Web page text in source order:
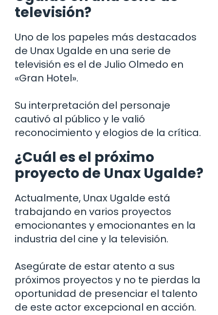
televisión?
Uno de los papeles más destacados
de Unax Ugalde en una serie de
televisión es el de Julio Olmedo en
«Gran Hotel».
Su interpretación del personaje
cautivó al público y le valió
reconocimiento y elogios de la crítica.
¿Cuál es el próximo
proyecto de Unax Ugalde?
Actualmente, Unax Ugalde está
trabajando en varios proyectos
emocionantes y emocionantes en la
industria del cine y la televisión.
Asegúrate de estar atento a sus
próximos proyectos y no te pierdas la
oportunidad de presenciar el talento
de este actor excepcional en acción.